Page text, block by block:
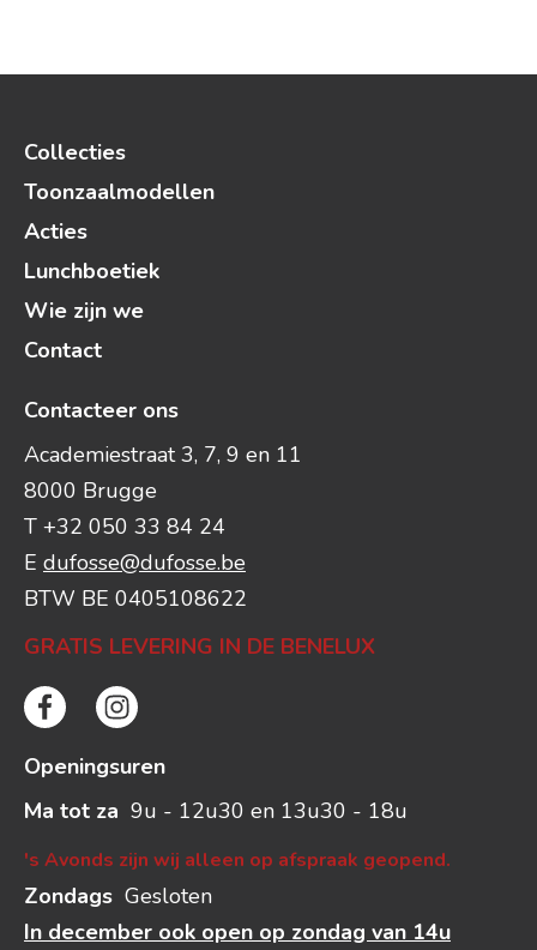
Collecties
Toonzaalmodellen
Acties
Lunchboetiek
Wie zijn we
Contact
Contacteer ons
Academiestraat 3, 7, 9 en 11
8000 Brugge
T +32 050 33 84 24
E dufosse@dufosse.be
BTW BE 0405108622
GRATIS LEVERING IN DE BENELUX
Openingsuren
Ma tot za 9u - 12u30 en 13u30 - 18u
's Avonds zijn wij alleen op afspraak geopend.
Zondags Gesloten
In december ook open op zondag van 14u